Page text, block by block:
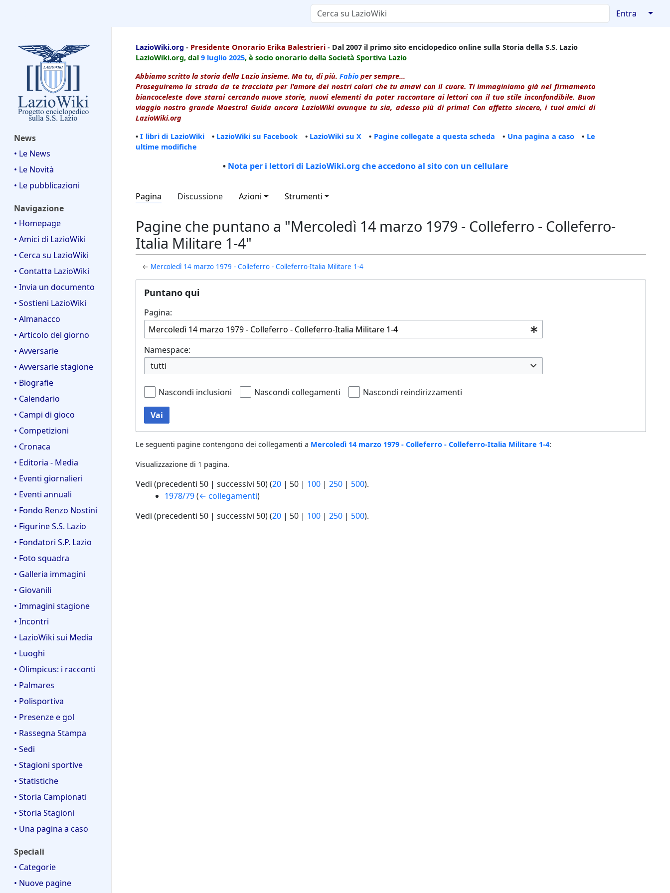
Entra ↓
News
• Le News
• Le Novità
• Le pubblicazioni
Navigazione
• Homepage
• Amici di LazioWiki
• Cerca su LazioWiki
• Contatta LazioWiki
• Invia un documento
• Sostieni LazioWiki
• Almanacco
• Articolo del giorno
• Avversarie
• Avversarie stagione
• Biografie
• Calendario
• Campi di gioco
• Competizioni
• Cronaca
• Editoria - Media
• Eventi giornalieri
• Eventi annuali
• Fondo Renzo Nostini
• Figurine S.S. Lazio
• Fondatori S.P. Lazio
• Foto squadra
• Galleria immagini
• Giovanili
• Immagini stagione
• Incontri
• LazioWiki sui Media
• Luoghi
• Olimpicus: i racconti
• Palmares
• Polisportiva
• Presenze e gol
• Rassegna Stampa
• Sedi
• Stagioni sportive
• Statistiche
• Storia Campionati
• Storia Stagioni
• Una pagina a caso
Speciali
• Categorie
• Nuove pagine
LazioWiki.org - Presidente Onorario Erika Balestrieri - Dal 2007 il primo sito enciclopedico online sulla Storia della S.S. Lazio
LazioWiki.org, dal 9 luglio 2025, è socio onorario della Società Sportiva Lazio
Abbiamo scritto la storia della Lazio insieme. Ma tu, di più. Fabio per sempre...
Proseguiremo la strada da te tracciata per l'amore dei nostri colori che tu amavi con il cuore. Ti immaginiamo già nel firmamento
biancoceleste dove starai cercando nuove storie, nuovi elementi da poter raccontare ai lettori con il tuo stile inconfondibile. Buon
viaggio nostro grande Maestro! Guida ancora LazioWiki ovunque tu sia, adesso più di prima! Con affetto sincero, i tuoi amici di
LazioWiki.org
•I libri di LazioWiki• LazioWiki su Facebook • LazioWiki su X • Pagine collegate a questa scheda • Una pagina a caso • Le
ultime modifiche
• Nota per i lettori di LazioWiki.org che accedono al sito con un cellulare
Pagina Discussione Azioni Strumenti
Pagine che puntano a "Mercoledì 14 marzo 1979 - Colleferro - Colleferro-
Italia Militare 1-4"
← Mercoledì 14 marzo 1979 - Colleferro - Colleferro-Italia Militare 1-4
Puntano qui
Pagina:
Namespace:
tutti
Nascondi inclusioni Nascondi collegamenti Nascondi reindirizzamenti
Vai
Le seguenti pagine contengono dei collegamenti a Mercoledì 14 marzo 1979 - Colleferro - Colleferro-Italia Militare 1-4:
Visualizzazione di 1 pagina.
Vedi (precedenti 50 | successivi 50) (20 | 50 | 100 | 250 | 500).
1978/79 (← collegamenti)
Vedi (precedenti 50 | successivi 50) (20 | 50 | 100 | 250 | 500).